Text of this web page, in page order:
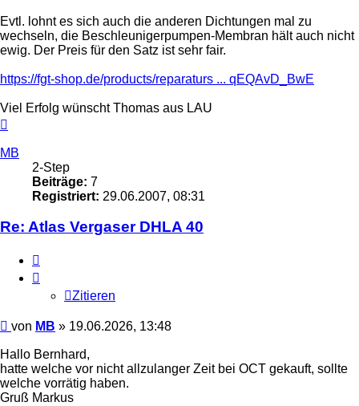
Evtl. lohnt es sich auch die anderen Dichtungen mal zu
wechseln, die Beschleunigerpumpen-Membran hält auch nicht
ewig. Der Preis für den Satz ist sehr fair.
https://fgt-shop.de/products/reparaturs ... qEQAvD_BwE
Viel Erfolg wünscht Thomas aus LAU
MB
2-Step
Beiträge: 7
Registriert: 29.06.2007, 08:31
Re: Atlas Vergaser DHLA 40
Zitieren
Beitrag
von MB » 19.06.2026, 13:48
Hallo Bernhard,
hatte welche vor nicht allzulanger Zeit bei OCT gekauft, sollte
welche vorrätig haben.
Gruß Markus